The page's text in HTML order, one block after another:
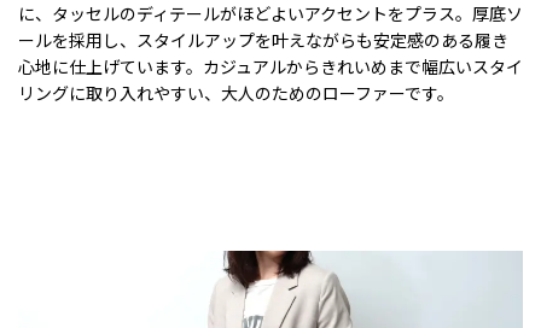
に、タッセルのディテールがほどよいアクセントをプラス。厚底ソ
ールを採用し、スタイルアップを叶えながらも安定感のある履き
心地に仕上げています。カジュアルからきれいめまで幅広いスタイ
リングに取り入れやすい、大人のためのローファーです。